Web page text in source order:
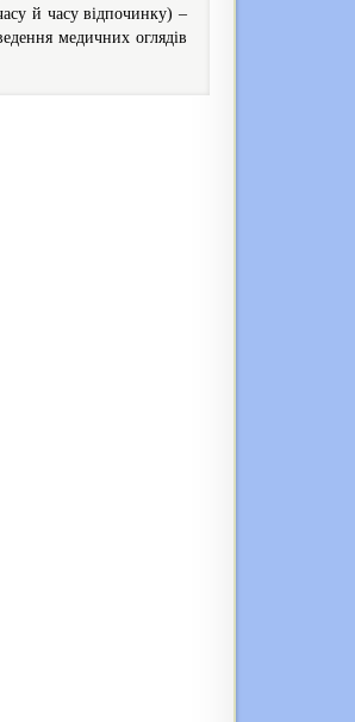
й часу відпочинку) –
медичних оглядів